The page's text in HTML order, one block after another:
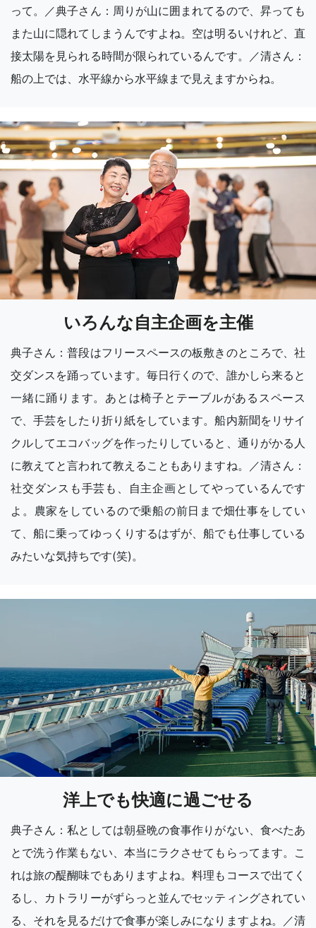
って。／典子さん：周りが山に囲まれてるので、昇っても
また山に隠れてしまうんですよね。空は明るいけれど、直
接太陽を見られる時間が限られているんです。／清さん：
船の上では、水平線から水平線まで見えますからね。
いろんな自主企画を主催
典子さん：普段はフリースペースの板敷きのところで、社
交ダンスを踊っています。毎日行くので、誰かしら来ると
一緒に踊ります。あとは椅子とテーブルがあるスペース
で、手芸をしたり折り紙をしています。船内新聞をリサイ
クルしてエコバッグを作ったりしていると、通りがかる人
に教えてと言われて教えることもありますね。／清さん：
社交ダンスも手芸も、自主企画としてやっているんです
よ。農家をしているので乗船の前日まで畑仕事をしてい
て、船に乗ってゆっくりするはずが、船でも仕事している
みたいな気持ちです(笑)。
洋上でも快適に過ごせる
典子さん：私としては朝昼晩の食事作りがない、食べたあ
とで洗う作業もない、本当にラクさせてもらってます。こ
れは旅の醍醐味でもありますよね。料理もコースで出てく
るし、カトラリーがずらっと並んでセッティングされてい
る、それを見るだけで食事が楽しみになりますよね。／清